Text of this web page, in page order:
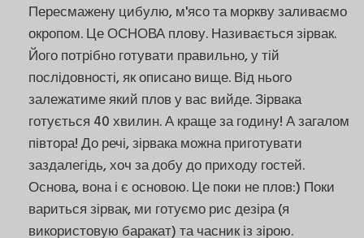
Пересмажену цибулю, м'ясо та моркву заливаємо
окропом. Це ОСНОВА плову. Називається зірвак.
Його потрібно готувати правильно, у тій
послідовності, як описано вище. Від нього
залежатиме який плов у вас вийде. Зірвака
готується 40 хвилин. А краще за годину! А загалом
півтора! До речі, зірвака можна приготувати
заздалегідь, хоч за добу до приходу гостей.
Основа, вона і є основою. Це поки не плов:) Поки
вариться зірвак, ми готуємо рис дезіра (я
використовую баракат) та часник із зірою.